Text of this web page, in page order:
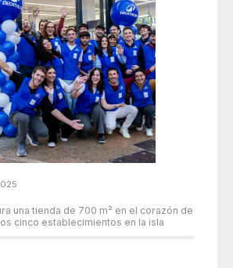
una tienda de 700 m² en el corazón de
cinco establecimientos en la isla